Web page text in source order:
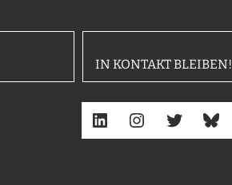
IN KONTAKT BLEIBEN!
LinkedIn Instagram Twitter Bluesky